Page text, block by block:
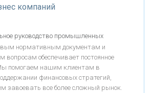
ВТБ24»
компаний
руководство промышленных
нормативным документам и
вопросам обеспечивает постоянное
помогаем нашим клиентам в
финансовых стратегий,
завоевать все более сложный рынок.